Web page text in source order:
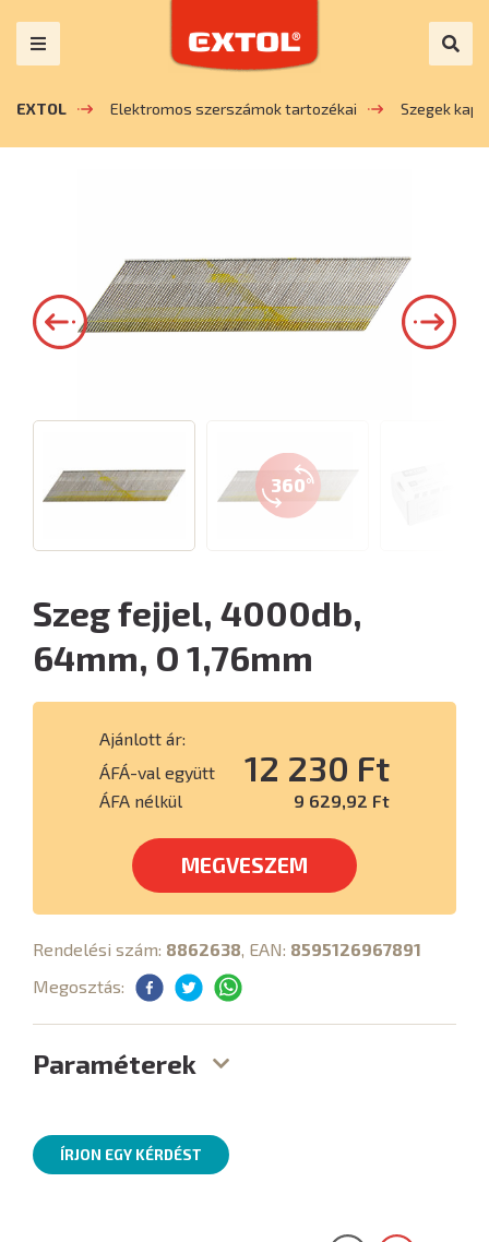
EXTOL Elektromos szerszámok tartozékai Szegek
360°
Szeg fejjel, 4000db,
64mm, O 1,76mm
Ajánlott ár:
ÁFÁ-val együtt
12 230 Ft
ÁFA nélkül 9 629,92 Ft
MEGVESZEM
Rendelési szám: 8862638, EAN: 8595126967891
Megosztás:
Paraméterek
ÍRJON EGY KÉRDÉST